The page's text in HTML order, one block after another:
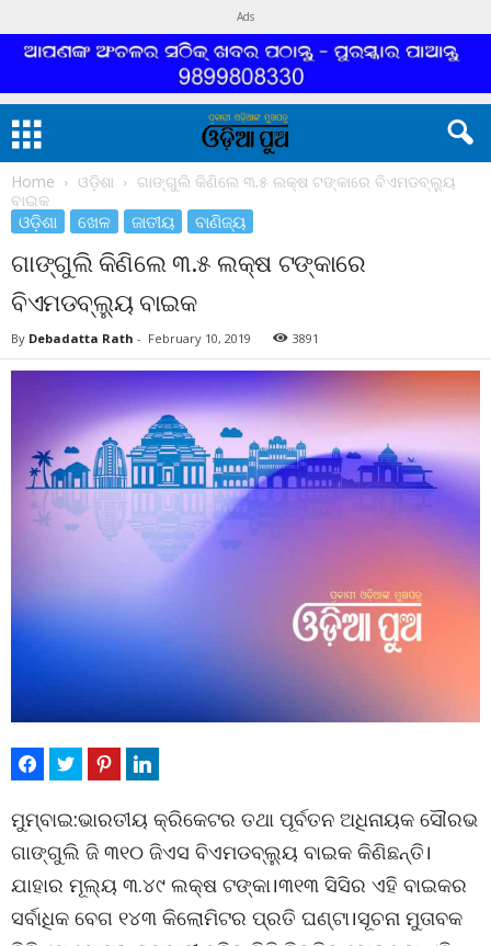
Ads
Home ଓଡ଼ିଶା
ଗାଙ୍ଗୁଲି କିଣିଲେ ୩.୫ ଲକ୍ଷ ଟଙ୍କାରେ ବିଏମଡବ୍ଲ୍ୟୁ
ବାଇକ
ଓଡ଼ିଶା ଖେଳ ଜାତୀୟ ବାଣିଜ୍ୟ
ଗାଙ୍ଗୁଲି କିଣିଲେ ୩.୫ ଲକ୍ଷ ଟଙ୍କାରେ
ବିଏମଡବ୍ଲ୍ୟୁ ବାଇକ
By Debadatta Rath - February 10, 2019 3891
ମୁମ୍ବାଇ:ଭାରତୀୟ କ୍ରିକେଟର ତଥା ପୂର୍ବତନ ଅଧିନାୟକ ସୌରଭ
ଗାଙ୍ଗୁଲି ଜି ୩୧୦ ଜିଏସ ବିଏମଡବ୍ଲ୍ୟୁ ବାଇକ କିଣିଛନ୍ତି।
ଯାହାର ମୂଲ୍ୟ ୩.୪୯ ଲକ୍ଷ ଟଙ୍କା।୩୧୩ ସିସିର ଏହି ବାଇକର
ସର୍ବାଧିକ ବେଗ ୧୪୩ କିଲୋମିଟର ପ୍ରତି ଘଣ୍ଟା।ସୂଚନା ମୁତାବକ